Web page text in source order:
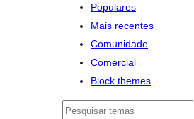
Populares
Mais recentes
Comunidade
Comercial
Block themes
Pesquisar